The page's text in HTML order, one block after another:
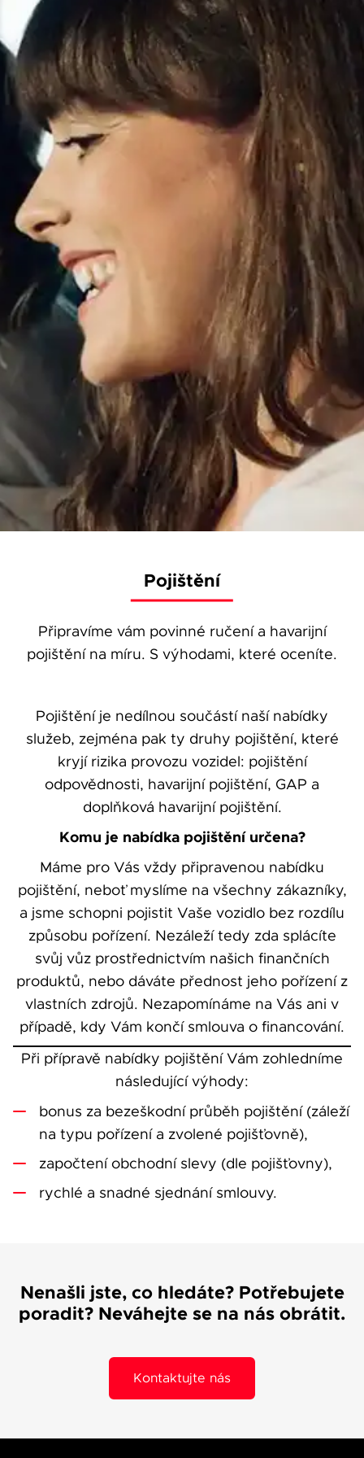
Pojištění
Připravíme vám povinné ručení a havarijní
pojištění na míru. S výhodami, které oceníte.
Pojištění je nedílnou součástí naší nabídky
služeb, zejména pak ty druhy pojištění, které
kryjí rizika provozu vozidel: pojištění
odpovědnosti, havarijní pojištění, GAP a
doplňková havarijní pojištění.
Komu je nabídka pojištění určena?
Máme pro Vás vždy připravenou nabídku
pojištění, neboť myslíme na všechny zákazníky,
a jsme schopni pojistit Vaše vozidlo bez rozdílu
způsobu pořízení. Nezáleží tedy zda splácíte
svůj vůz prostřednictvím našich finančních
produktů, nebo dáváte přednost jeho pořízení z
vlastních zdrojů. Nezapomínáme na Vás ani v
případě, kdy Vám končí smlouva o financování.
Při přípravě nabídky pojištění Vám zohledníme
následující výhody:
bonus za bezeškodní průběh pojištění (záleží
na typu pořízení a zvolené pojišťovně),
započtení obchodní slevy (dle pojišťovny),
rychlé a snadné sjednání smlouvy.
Nenašli jste, co hledáte? Potřebujete
poradit? Neváhejte se na nás obrátit.
Kontaktujte nás
osobních údajů
Přihlášení k odběru novinek
Pole označená * jsou povinná.
Váše zpráva byla
odeslána. Děkujeme
za Váš zájem!
vyskytla chyba.
Zkuste to prosím za
chvíli znovu.